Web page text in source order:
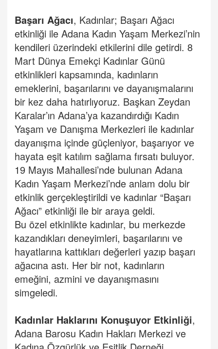
Başarı Ağacı, Kadınlar; Başarı Ağacı
etkinliği ile Adana Kadın Yaşam Merkezi’nin
kendileri üzerindeki etkilerini dile getirdi. 8
Mart Dünya Emekçi Kadınlar Günü
etkinlikleri kapsamında, kadınların
emeklerini, başarılarını ve dayanışmalarını
bir kez daha hatırlıyoruz. Başkan Zeydan
Karalar’ın Adana’ya kazandırdığı Kadın
Yaşam ve Danışma Merkezleri ile kadınlar
dayanışma içinde güçleniyor, başarıyor ve
hayata eşit katılım sağlama fırsatı buluyor.
19 Mayıs Mahallesi’nde bulunan Adana
Kadın Yaşam Merkezi’nde anlam dolu bir
etkinlik gerçekleştirildi ve kadınlar “Başarı
Ağacı” etkinliği ile bir araya geldi.
Bu özel etkinlikte kadınlar, bu merkezde
kazandıkları deneyimleri, başarılarını ve
hayatlarına kattıkları değerleri yazıp başarı
ağacına astı. Her bir not, kadınların
emeğini, azmini ve dayanışmasını
simgeledi.
Kadınlar Haklarını Konuşuyor Etkinliği,
Adana Barosu Kadın Hakları Merkezi ve